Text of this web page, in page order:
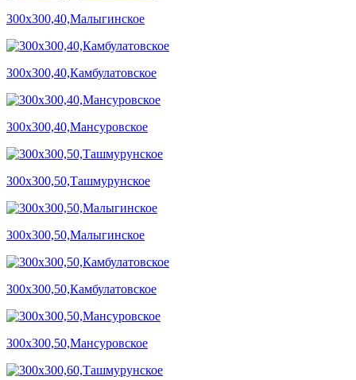
300х300,40,Малыгинское
300х300,40,Камбулатовское
300х300,40,Мансуровское
300х300,50,Ташмурунское
300х300,50,Малыгинское
300х300,50,Камбулатовское
300х300,50,Мансуровское